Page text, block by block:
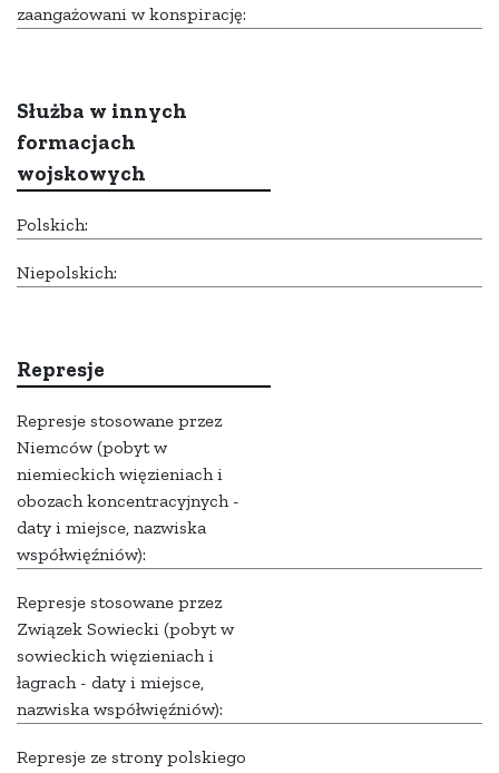
zaangażowani w konspirację:
Służba w innych
formacjach
wojskowych
Polskich:
Niepolskich:
Represje
Represje stosowane przez
Niemców (pobyt w
niemieckich więzieniach i
obozach koncentracyjnych -
daty i miejsce, nazwiska
współwięźniów):
Represje stosowane przez
Związek Sowiecki (pobyt w
sowieckich więzieniach i
łagrach - daty i miejsce,
nazwiska współwięźniów):
Represje ze strony polskiego